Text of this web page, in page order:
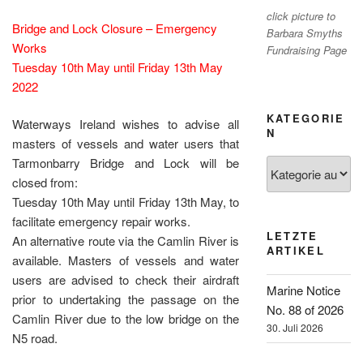
Bridge and Lock Closure – Emergency
Works
Tuesday 10th May until Friday 13th May
2022
Waterways Ireland wishes to advise all
masters of vessels and water users that
Tarmonbarry Bridge and Lock will be
closed from:
Tuesday 10th May until Friday 13th May, to
facilitate emergency repair works.
An alternative route via the Camlin River is
available. Masters of vessels and water
users are advised to check their airdraft
prior to undertaking the passage on the
Camlin River due to the low bridge on the
N5 road.
click picture to
Barbara Smyths
Fundraising Page
KATEGORIE
N
LETZTE
ARTIKEL
Marine Notice
No. 88 of 2026
30. Juli 2026